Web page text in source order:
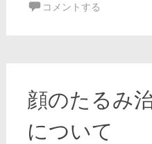
コメントする
顔のたるみ
について